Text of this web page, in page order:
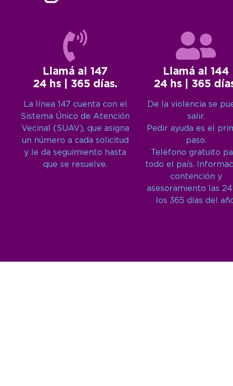
Llamá al 147
24 hs | 365 días.
La línea 147 cuenta con el
Sistema Único de Atención
Vecinal (SUAV), que asigna
un número a cada solicitud
y le da seguimiento hasta
que se resuelve.
Llamá al 144
24 hs | 365
De la violencia se
salir.
Pedir ayuda es el
paso.
Teléfono gratuito
todo el país.
contención y
asesoramiento las 24
los 365 días del